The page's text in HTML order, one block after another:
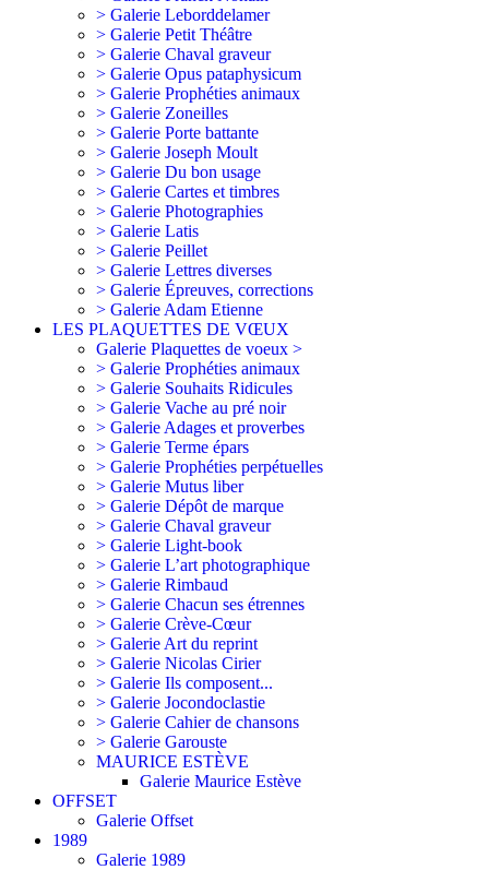
> Galerie Leborddelamer
> Galerie Petit Théâtre
> Galerie Chaval graveur
> Galerie Opus pataphysicum
> Galerie Prophéties animaux
> Galerie Zoneilles
> Galerie Porte battante
> Galerie Joseph Moult
> Galerie Du bon usage
> Galerie Cartes et timbres
> Galerie Photographies
> Galerie Latis
> Galerie Peillet
> Galerie Lettres diverses
> Galerie Épreuves, corrections
> Galerie Adam Etienne
LES PLAQUETTES DE VŒUX
Galerie Plaquettes de voeux >
> Galerie Prophéties animaux
> Galerie Souhaits Ridicules
> Galerie Vache au pré noir
> Galerie Adages et proverbes
> Galerie Terme épars
> Galerie Prophéties perpétuelles
> Galerie Mutus liber
> Galerie Dépôt de marque
> Galerie Chaval graveur
> Galerie Light-book
> Galerie L’art photographique
> Galerie Rimbaud
> Galerie Chacun ses étrennes
> Galerie Crève-Cœur
> Galerie Art du reprint
> Galerie Nicolas Cirier
> Galerie Ils composent...
> Galerie Jocondoclastie
> Galerie Cahier de chansons
> Galerie Garouste
MAURICE ESTÈVE
Galerie Maurice Estève
OFFSET
Galerie Offset
1989
Galerie 1989